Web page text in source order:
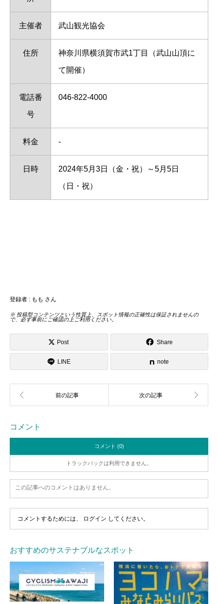
主催者 武山観光協会
住所 神奈川県横須賀市武1丁目（武山山頂に
て開催）
電話番
号
046-822-4000
料金 -
日時 2024年5月3日（金・祝）～5月5日
（日・祝）
登録者 : もも さん
※ 投稿型コンテンツという性質上、スポット情報の正確性は保証されませんの
で、必ず事前にご確認の上ご利用ください。
Post Share
LINE note
コメント
コメント (0)
トラックバックは利用できません。
この記事へのコメントはありません。
コメントするためには、 ログイン してください。
おすすめのサステナブルなスポット